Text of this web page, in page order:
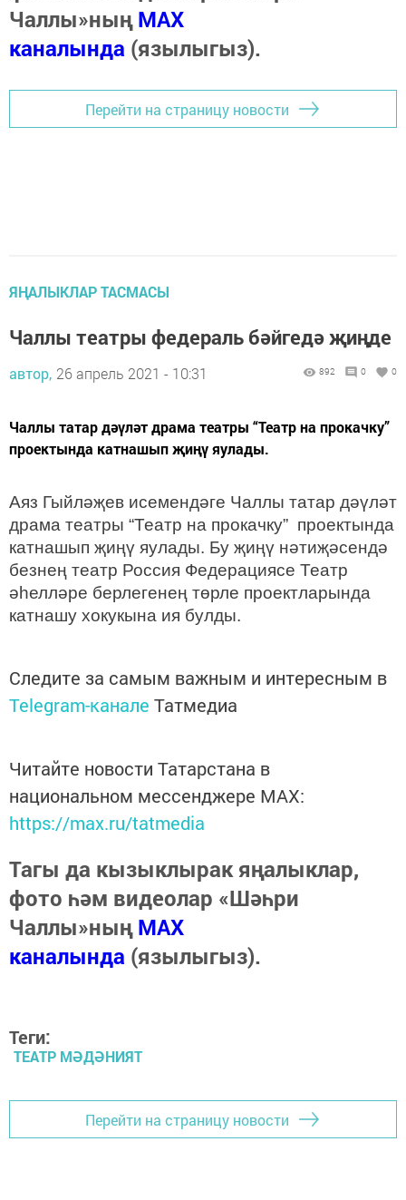
Чаллы»ныңMAX
каналында (язылыгыз).
Перейти на страницу новости
ЯҢАЛЫКЛАР ТАСМАСЫ
Чаллы театры федераль бәйгедә җиңде
автор, 26 апрель 2021 - 10:31 892 0 0
Чаллы татар дәүләт драма театры “Театр на прокачку”
проектында катнашып җиңү яулады.
Аяз Гыйләҗев исемендәге Чаллы татар дәүләт
драма театры “Театр на прокачку” проектында
катнашып җиңү яулады. Бу җиңү нәтиҗәсендә
безнең театр Россия Федерациясе Театр
әhелләре берлегенең төрле проектларында
катнашу хокукына ия булды.
Следите за самым важным и интересным в
Telegram-канале Татмедиа
Читайте новости Татарстана в
национальном мессенджере MАХ:
https://max.ru/tatmedia
Тагы да кызыклырак яңалыклар,
фото һәм видеолар «Шәһри
Чаллы»ныңMAX
каналында (язылыгыз).
Теги:
ТЕАТР МӘДӘНИЯТ
Перейти на страницу новости